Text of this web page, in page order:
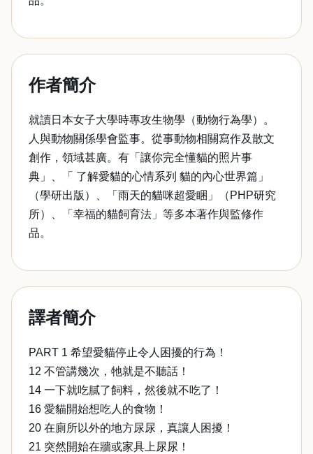
作者簡介
就讀日本女子大學時專攻生物學（動物行為學）。
人與動物關係學會監事。從事動物相關寫作及散文
創作，領域甚廣。有「讓你完全懂貓的照片事
典」、「 了解愛貓的心情系列 貓的內心世界篇」
（學研出版）、「雨天的貓咪超愛睏」（PHP研究
所）、「幸福的貓飼育法」等多本著作與監修作
品。
譯者簡介
PART 1 希望愛貓停止令人困擾的行為！
12 不管講幾次，牠就是不聽話！
14 一下就吃膩了飼料，然後就不吃了！
16 愛貓開始想吃人的食物！
20 在廁所以外的地方尿尿，真讓人困擾！
21 突然開始在牆或家具上尿尿！